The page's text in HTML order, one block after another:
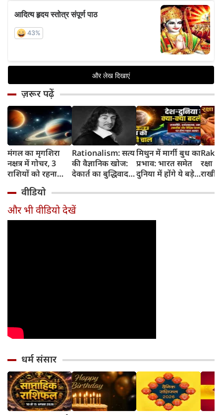
ज़रूर पढ़ें
मंगल का मृगशिरा
नक्षत्र में गोचर, 3
राशियों को रहना
सावधान
Rationalism: सत्य
की वैज्ञानिक खोज:
देकार्त का बुद्धिवाद
का जन्म
मिथुन में मार्गी बुध का
प्रभाव: भारत समेत
दुनिया में होंगे ये बड़े
रक्षा
राखी
वीडियो
और भी वीडियो देखें
धर्म संसार